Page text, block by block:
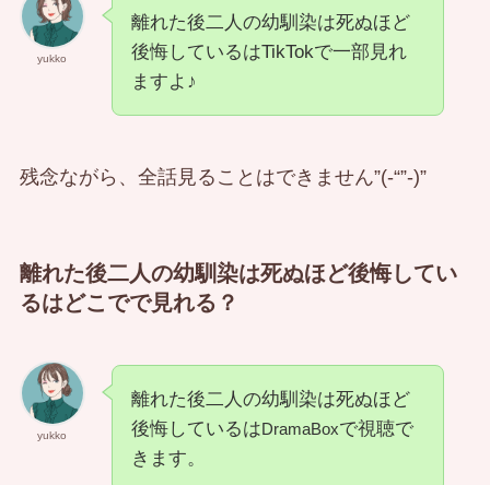
yukko
離れた後二人の幼馴染は死ぬほど
後悔しているはTikTokで一部見れ
ますよ♪
残念ながら、全話見ることはできません”(-“”-)”
離れた後二人の幼馴染は死ぬほど後悔してい
るはどこでで見れる？
yukko
離れた後二人の幼馴染は死ぬほど
後悔しているはDramaBoxで視聴で
きます。